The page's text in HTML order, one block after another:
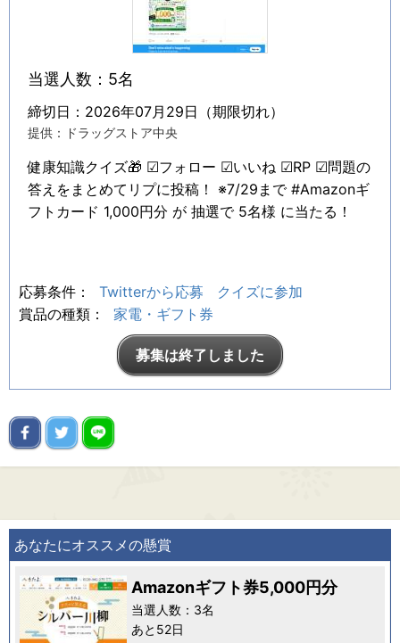
当選人数：5名
締切日：2026年07月29日（期限切れ）
提供：ドラッグストア中央
健康知識クイズ🎁 ☑フォロー ☑いいね ☑RP ☑問題の
答えをまとめてリプに投稿！ ※7/29まで #Amazonギ
フトカード 1,000円分 が 抽選で 5名様 に当たる！
応募条件： Twitterから応募
クイズに参加
賞品の種類：
家電・ギフト券
募集は終了しました
あなたにオススメの懸賞
Amazonギフト券5,000円分
当選人数：3名
あと52日